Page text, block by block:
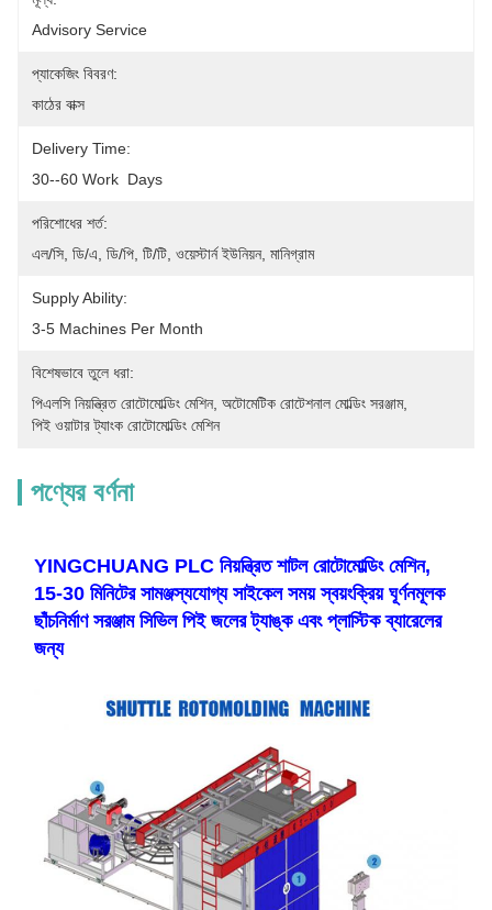
Advisory Service
প্যাকেজিং বিবরণ:
কাঠের বাক্স
Delivery Time:
30--60 Work  Days
পরিশোধের শর্ত:
এল/সি, ডি/এ, ডি/পি, টি/টি, ওয়েস্টার্ন ইউনিয়ন, মানিগ্রাম
Supply Ability:
3-5 Machines Per Month
বিশেষভাবে তুলে ধরা:
পিএলসি নিয়ন্ত্রিত রোটোমোল্ডিং মেশিন, অটোমেটিক রোটেশনাল মোল্ডিং সরঞ্জাম,
পিই ওয়াটার ট্যাংক রোটোমোল্ডিং মেশিন
পণ্যের বর্ণনা
YINGCHUANG PLC নিয়ন্ত্রিত শাটল রোটোমোল্ডিং মেশিন,
15-30 মিনিটের সামঞ্জস্যযোগ্য সাইকেল সময় স্বয়ংক্রিয় ঘূর্ণনমূলক
ছাঁচনির্মাণ সরঞ্জাম সিভিল পিই জলের ট্যাঙ্ক এবং প্লাস্টিক ব্যারেলের
জন্য